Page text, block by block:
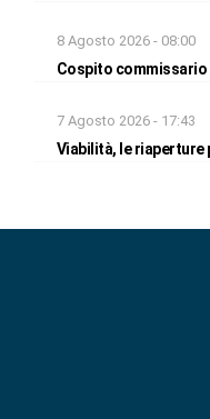
8 Agosto 2026 - 08:00
Cospito commissario
7 Agosto 2026 - 17:43
Viabilità, le